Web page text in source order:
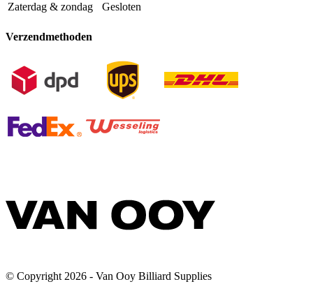
Zaterdag & zondag
Gesloten
Verzendmethoden
© Copyright 2026 - Van Ooy Billiard Supplies